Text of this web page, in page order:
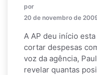
por
20 de novembro de
A AP deu início
cortar despesas
voz da agência,
revelar quantas